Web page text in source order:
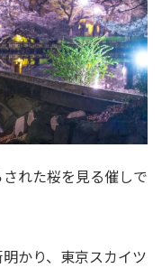
れた桜を見る催しで
かり、東京スカイツ